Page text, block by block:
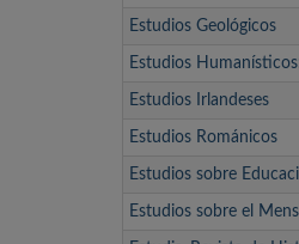
Estudios Geológicos
Estudios
Estudios Irlandeses
Estudios Románicos
Estudios sobre
Estudios sobre el